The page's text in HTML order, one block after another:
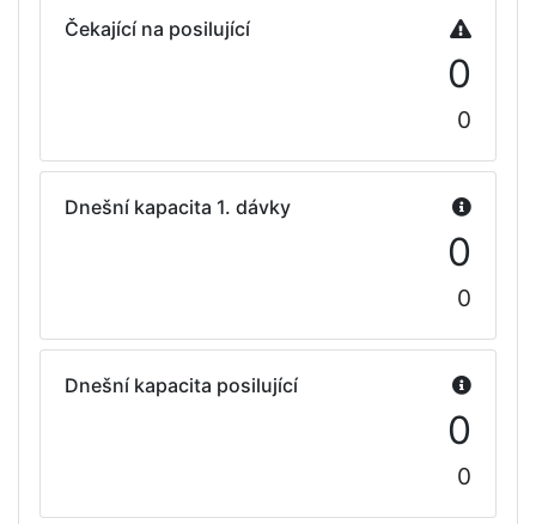
Čekající na posilující
0
0
Dnešní kapacita 1. dávky
0
0
Dnešní kapacita posilující
0
0